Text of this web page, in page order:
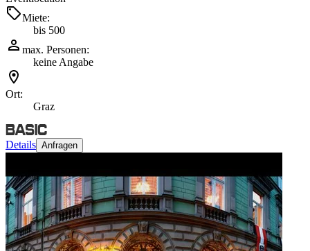
Miete:
bis 500
max. Personen:
keine Angabe
Ort:
Graz
Details Anfragen